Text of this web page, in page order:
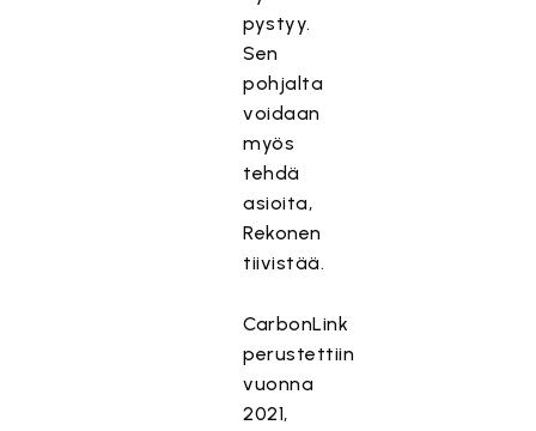
pystyy.
Sen
pohjalta
voidaan
myös
tehdä
asioita,
Rekonen
tiivistää.
CarbonLink
perustettiin
vuonna
2021,